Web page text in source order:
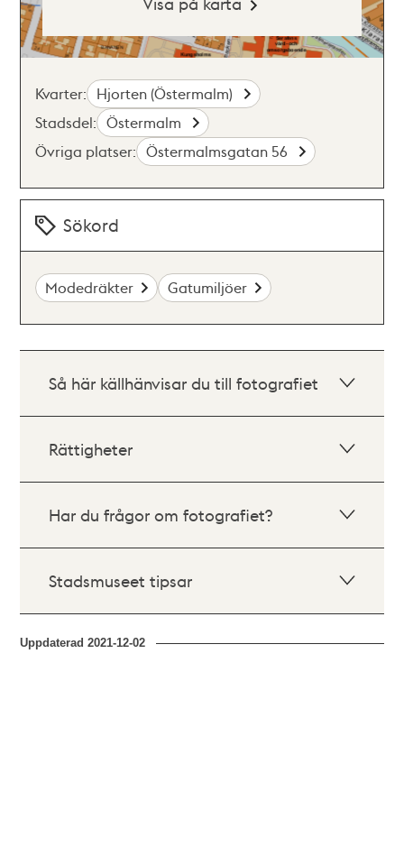
Kvarter: Hjorten (Östermalm)
Stadsdel: Östermalm
Övriga platser: Östermalmsgatan 56
Sökord
Modedräkter Gatumiljöer
Så här källhänvisar du till fotografiet
Rättigheter
Har du frågor om fotografiet?
Stadsmuseet tipsar
Uppdaterad2021-12-02